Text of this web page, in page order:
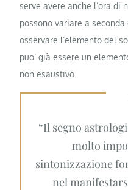
serve avere anche l’ora di
possono variare a seconda
osservare l’elemento del
puo’ già essere un
non esaustivo.
“Il segno
molto
sintonizzazione
nel